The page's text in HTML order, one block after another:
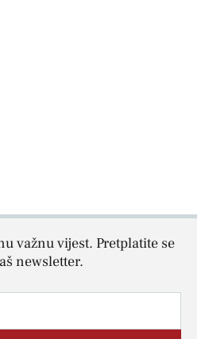
važnu vijest. Pretplatite se
newsletter.